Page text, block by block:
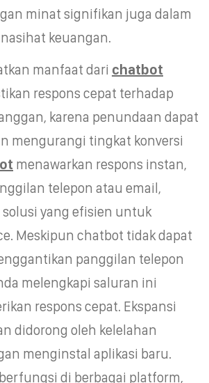
minat signifikan juga dalam
keuangan.
manfaat dari chatbot
respons cepat terhadap
karena penundaan dapat
mengurangi tingkat konversi
menawarkan respons instan,
telepon atau email,
yang efisien untuk
Meskipun chatbot tidak dapat
panggilan telepon
melengkapi saluran ini
respons cepat. Ekspansi
didorong oleh kelelahan
menginstal aplikasi baru.
di berbagai platform,